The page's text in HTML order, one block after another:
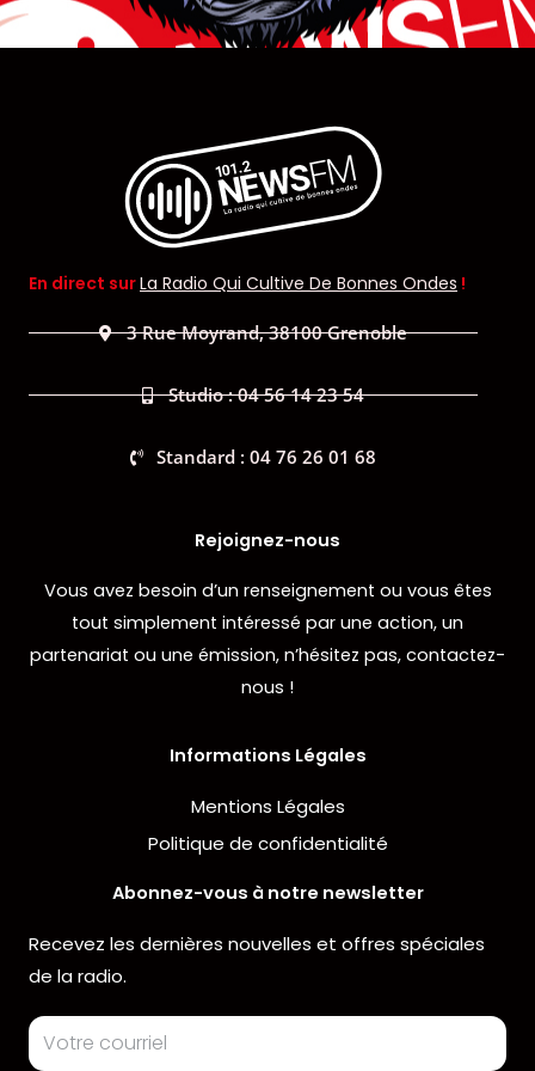
En direct surLa Radio Qui Cultive De Bonnes Ondes !
3 Rue Moyrand, 38100 Grenoble
Studio : 04 56 14 23 54
Standard : 04 76 26 01 68
Rejoignez-nous
Vous avez besoin d’un renseignement ou vous êtes
tout simplement intéressé par une action, un
partenariat ou une émission, n’hésitez pas, contactez-
nous !
Informations Légales
Mentions Légales
Politique de confidentialité
Abonnez-vous à notre newsletter
Recevez les dernières nouvelles et offres spéciales
de la radio.
Email
Address